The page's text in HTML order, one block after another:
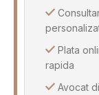
Plata
rapida
Avocat